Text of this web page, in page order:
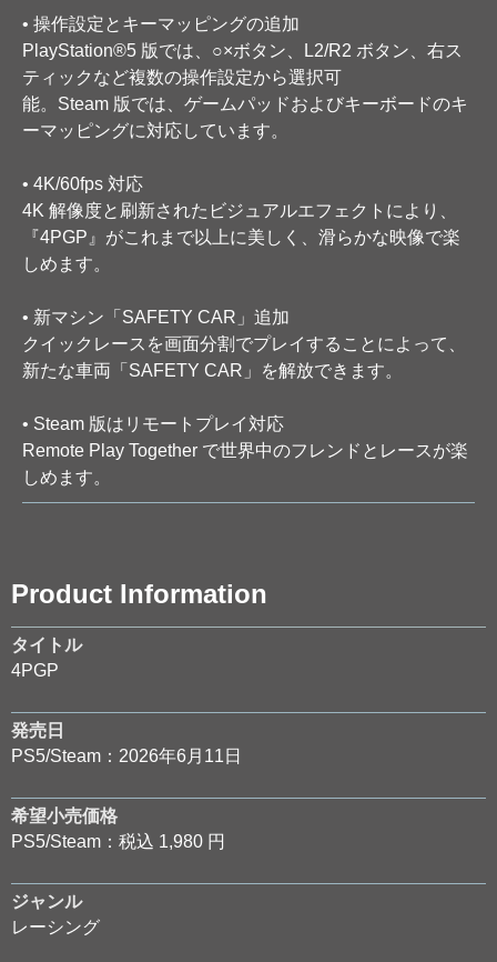
Product Information
タイトル
4PGP
発売日
PS5/Steam：2026年6月11日
希望小売価格
PS5/Steam：税込 1,980 円
ジャンル
レーシング
• 操作設定とキーマッピングの追加
PlayStation®5 版では、○×ボタン、L2/R2 ボタン、右ス
ティックなど複数の操作設定から選択可
能。Steam 版では、ゲームパッドおよびキーボードのキ
ーマッピングに対応しています。
• 4K/60fps 対応
4K 解像度と刷新されたビジュアルエフェクトにより、
『4PGP』がこれまで以上に美しく、滑らかな映像で楽
しめます。
• 新マシン「SAFETY CAR」追加
クイックレースを画面分割でプレイすることによって、
新たな車両「SAFETY CAR」を解放できます。
• Steam 版はリモートプレイ対応
Remote Play Together で世界中のフレンドとレースが楽
しめます。